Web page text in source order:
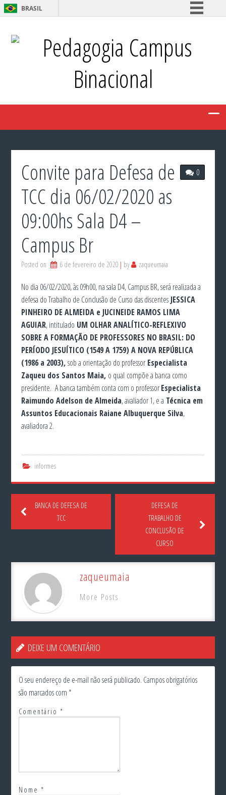
BRASIL
Participe
Acesso à informação
Legislação
Canais
Pedagogia Campus
Binacional
0
Convite para Defesa de
TCC dia 06/02/2020 as
09:00hs Sala D4 –
Campus Br
Posted on 6 de fevereiro de 2020 by zaqueumaia
No dia 06/02/2020, às 09h00, na sala D4, Campus BR, será realizada a
defesa do Trabalho de Conclusão de Curso das discentes JESSICA
PINHEIRO DE ALMEIDA e JUCINEIDE RAMOS LIMA
AGUIAR, intitulado UM OLHAR ANALÍTICO-REFLEXIVO
SOBRE A FORMAÇÃO DE PROFESSORES NO BRASIL: DO
PERÍODO JESUÍTICO (1549 A 1759) A NOVA REPÚBLICA
(1986 a 2003),sob a orientação do professorEspecialista
Zaqueu dos Santos Maia, o qual compõe a banca como
presidente. A banca também conta com o professorEspecialista
Raimundo Adelson de Almeida, avaliador 1, e a Técnica em
Assuntos Educacionais Raiane Albuquerque Silva,
avaliadora 2.
informes
BANCA DE DEFESA DE
TCC
DEFESA DE
TRABALHO DE
CONCLUSÃO DE
CURSO
zaqueumaia
More Posts
DEIXE UM COMENTÁRIO
O seu endereço de e-mail não será publicado. Campos obrigatórios
são marcados com *
Comentário*
Nome*